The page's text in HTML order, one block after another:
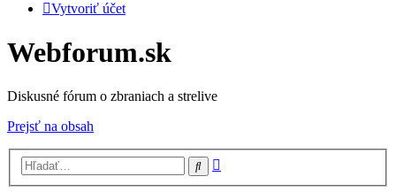
Vytvoriť účet
Webforum.sk
Diskusné fórum o zbraniach a strelive
Prejsť na obsah
Hľadať